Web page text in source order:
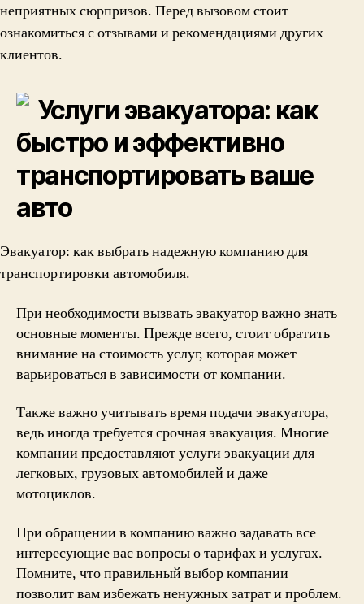
неприятных сюрпризов. Перед вызовом стоит
ознакомиться с отзывами и рекомендациями других
клиентов.
Услуги эвакуатора: как
быстро и эффективно
транспортировать ваше
авто
Эвакуатор: как выбрать надежную компанию для
транспортировки автомобиля.
При необходимости вызвать эвакуатор важно знать
основные моменты. Прежде всего, стоит обратить
внимание на стоимость услуг, которая может
варьироваться в зависимости от компании.
Также важно учитывать время подачи эвакуатора,
ведь иногда требуется срочная эвакуация. Многие
компании предоставляют услуги эвакуации для
легковых, грузовых автомобилей и даже
мотоциклов.
При обращении в компанию важно задавать все
интересующие вас вопросы о тарифах и услугах.
Помните, что правильный выбор компании
позволит вам избежать ненужных затрат и проблем.